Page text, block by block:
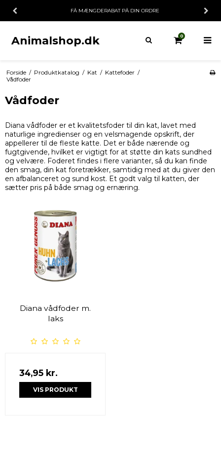
FÅ MÆNGDERABAT PÅ DIN ORDRE
Animalshop.dk 0
Forside / Produktkatalog / Kat / Kattefoder /
Vådfoder
Vådfoder
Diana vådfoder er et kvalitetsfoder til din kat, lavet med
naturlige ingredienser og en velsmagende opskrift, der
appellerer til de fleste katte. Det er både nærende og
fugtgivende, hvilket er vigtigt for at støtte din kats sundhed
og velvære. Foderet findes i flere varianter, så du kan finde
den smag, din kat foretrækker, samtidig med at du giver den
en afbalanceret og sund kost. Et godt valg til katten, der
sætter pris på både smag og ernæring.
Diana vådfoder m.
laks
34,95 kr.
VIS PRODUKT